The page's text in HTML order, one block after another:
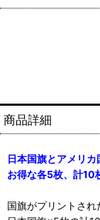
商品詳細
日本国旗とアメリカ
お得な各5枚、計10
国旗がプリントされ